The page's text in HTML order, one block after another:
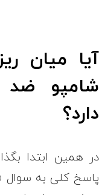
آیا میان
شامپو ضد
دارد؟
در همین ابتدا
پاسخ کلی به سوال